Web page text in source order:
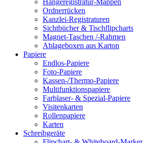
Hängeregistratur-Mappen
Ordnerrücken
Kanzlei-Registraturen
Sichtbücher & Tischflipcharts
Magnet-Taschen /-Rahmen
Ablageboxen aus Karton
Papiere
Endlos-Papiere
Foto-Papiere
Kassen-/Thermo-Papiere
Multifunktionspapiere
Farblaser- & Spezial-Papiere
Visitenkarten
Rollenpapiere
Karten
Schreibgeräte